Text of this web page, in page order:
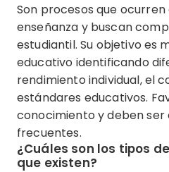
Son procesos que ocurren
enseñanza y buscan
estudiantil. Su objetivo es
educativo identificando
rendimiento individual, el
estándares educativos.
conocimiento y deben ser
frecuentes.
¿Cuáles son los tipos
que existen?